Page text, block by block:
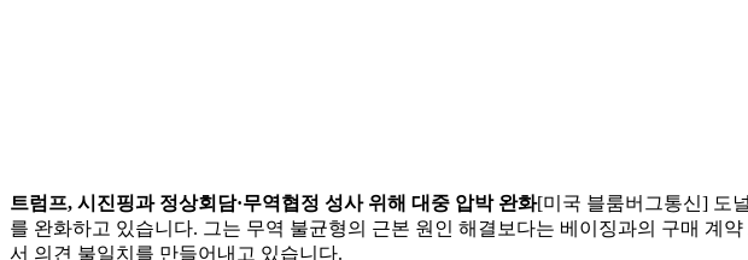
트럼프, 시진핑과 정상회담·무역협정 성사 위해 대중 압박 완화[미국 블룸버그통신] 도
를 완화하고 있습니다. 그는 무역 불균형의 근본 원인 해결보다는 베이징과의 구매 계
서 의견 불일치를 만들어내고 있습니다.